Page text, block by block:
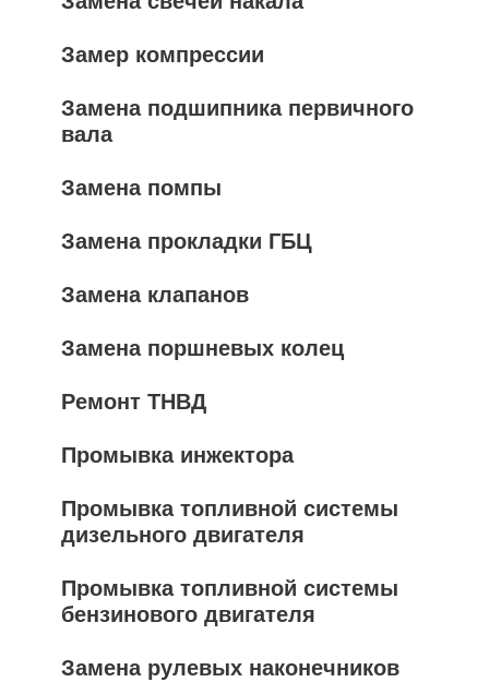
Замер компрессии
Замена подшипника первичного
вала
Замена помпы
Замена прокладки ГБЦ
Замена клапанов
Замена поршневых колец
Ремонт ТНВД
Промывка инжектора
Промывка топливной системы
дизельного двигателя
Промывка топливной системы
бензинового двигателя
Замена рулевых наконечников